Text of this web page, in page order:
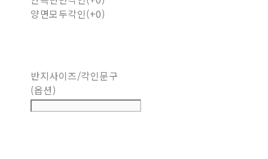
양면모두각인(+0)
반지사이즈/각인문구
(옵션)